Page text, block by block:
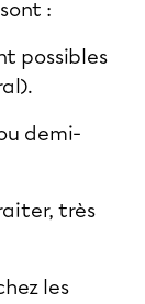
:
possibles
demi-
très
les